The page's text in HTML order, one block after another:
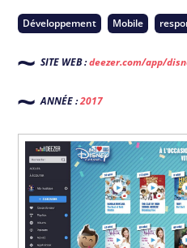
Développement Mobile
SITE WEB :deezer.com/app/
ANNÉE :2017